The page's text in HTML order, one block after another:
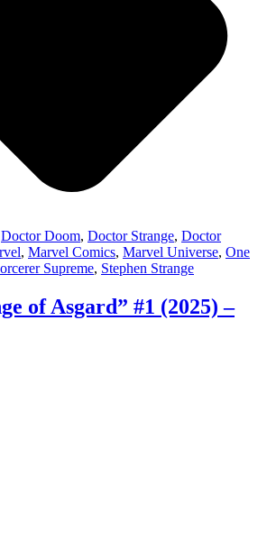
Doctor Doom, Doctor Strange, Doctor
, Marvel Comics, Marvel Universe, One
Supreme, Stephen Strange
of Asgard” #1 (2025) –